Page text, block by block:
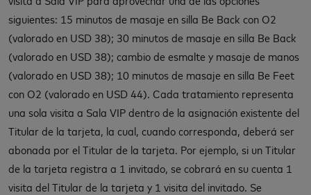
siguientes: 15 minutos de masaje en silla Be Back con O2
(valorado en USD 38); 30 minutos de masaje en silla Be Back
(valorado en USD 38); cambio de esmalte y masaje de manos
(valorado en USD 38); 10 minutos de masaje en silla Be Feet
con O2 (valorado en USD 44). Cada tratamiento representa
una sola visita a Sala VIP dentro de la asignación existente del
Titular de la tarjeta, la cual, cuando corresponda, deberá ser
abonada por el Titular de la tarjeta. Por ejemplo, si un Titular
de la tarjeta registra a 1 invitado, se cobrará en su cuenta 1
visita del Titular de la tarjeta y 1 visita del invitado. Se